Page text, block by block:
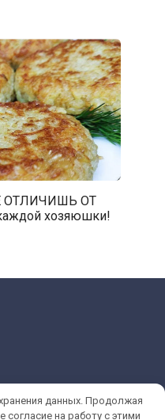
ОТЛИЧИШЬ ОТ
хозяюшки!
данных. Продолжая
согласие на работу с этими